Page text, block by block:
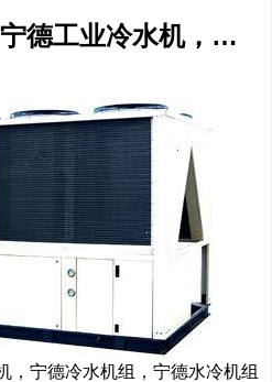
供应宁德冷水机，宁德工业冷水机，宁德冷水机组，宁德水冷机组
，宁德冷水机组，宁德水冷机组